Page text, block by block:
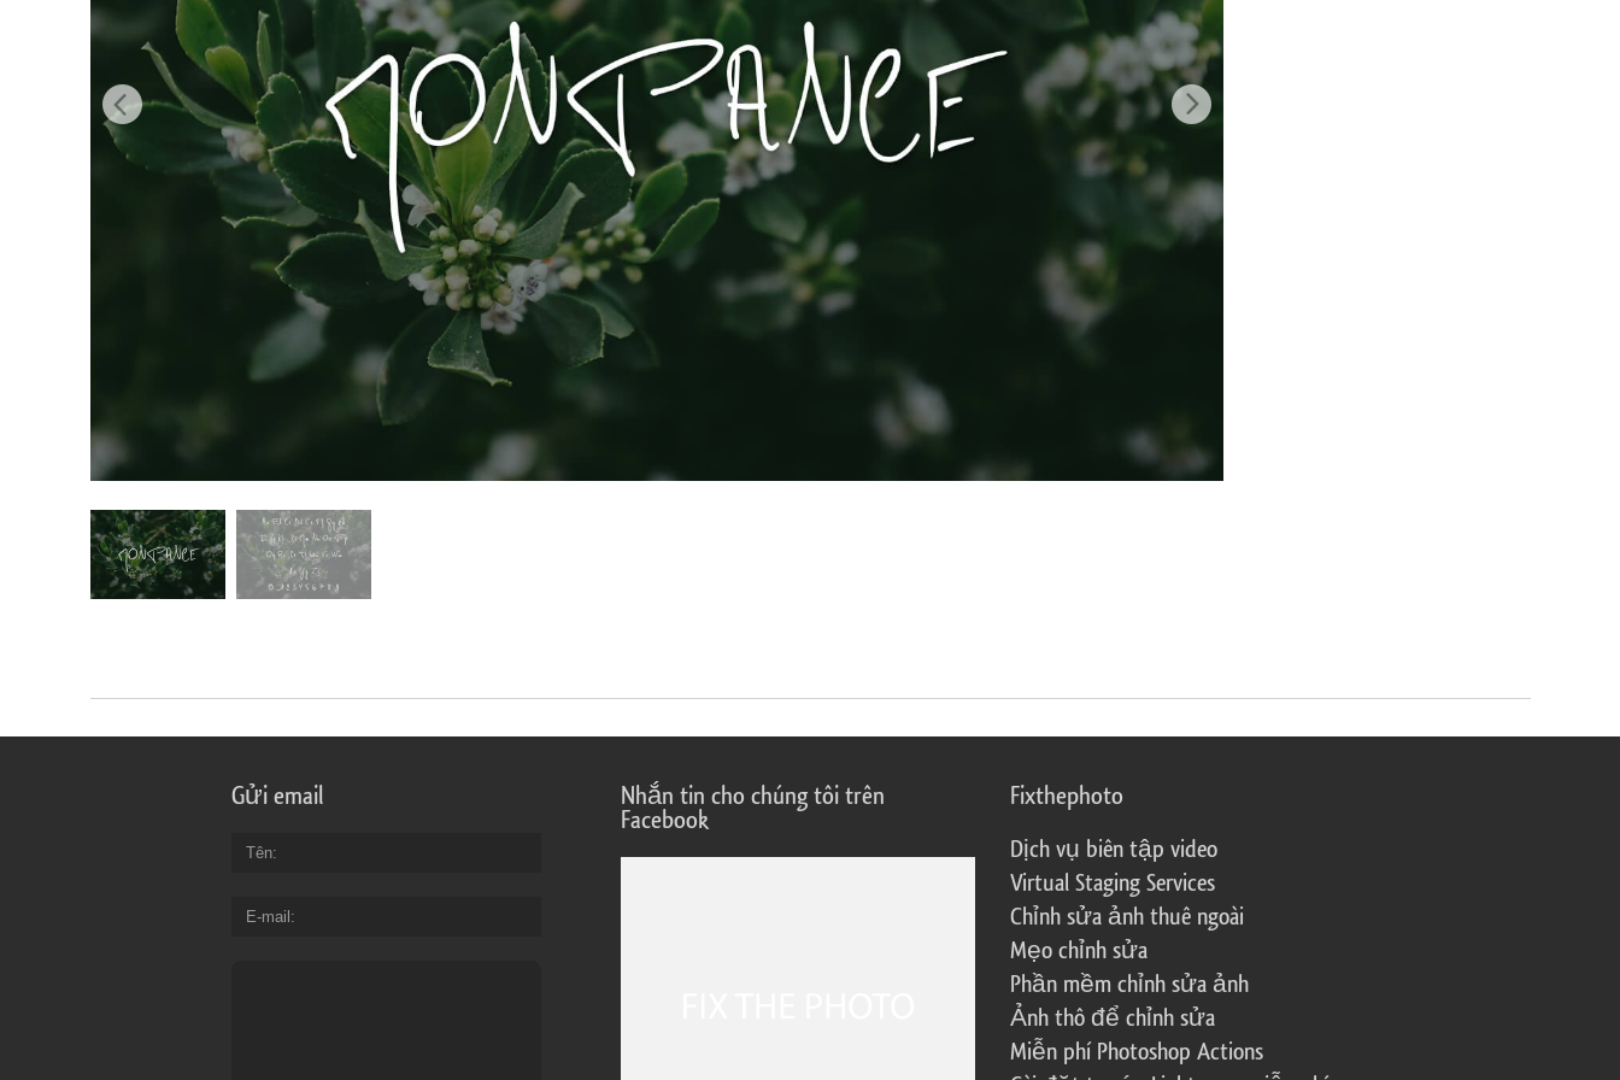
Dịch vụ chỉnh sửa sản phẩm Dịch vụ sửa lại đồ trang sức Dữ liệu Đào tạo AI Video Editing Services
Gửi email
Tên
E-mail
Nhắn tin cho chúng tôi trên
Facebook
Fixthephoto
Dịch vụ biên tập video
Virtual Staging Services
Chỉnh sửa ảnh thuê ngoài
Mẹo chỉnh sửa
Phần mềm chỉnh sửa ảnh
Ảnh thô để chỉnh sửa
Miễn phí Photoshop Actions